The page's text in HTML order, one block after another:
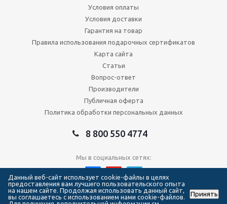
Условия оплаты
Условия доставки
Гарантия на товар
Правила использования подарочных сертификатов
Карта сайта
Статьи
Вопрос-ответ
Производители
Публичная оферта
Политика обработки персональных данных
8 800 550 4774
Мы в социальных сетях:
2026 © Сеть магазинов Forma Hockey
Данный веб-сайт использует cookie-файлы в целях
предоставления вам лучшего пользовательского опыта
на нашем сайте. Продолжая использовать данный сайт,
вы соглашаетесь с использованием нами cookie-файлов.
Принять